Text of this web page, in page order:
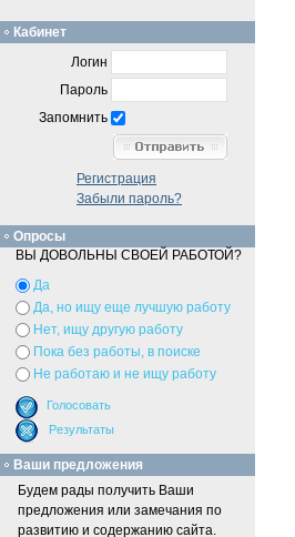
Кабинет
Логин
Пароль
Запомнить
Регистрация
Забыли пароль?
Опросы
ВЫ ДОВОЛЬНЫ СВОЕЙ РАБОТОЙ?
Да
Да, но ищу еще лучшую работу
Нет, ищу другую работу
Пока без работы, в поиске
Не работаю и не ищу работу
Ваши предложения
Будем рады получить Ваши
предложения или замечания по
развитию и содержанию сайта.